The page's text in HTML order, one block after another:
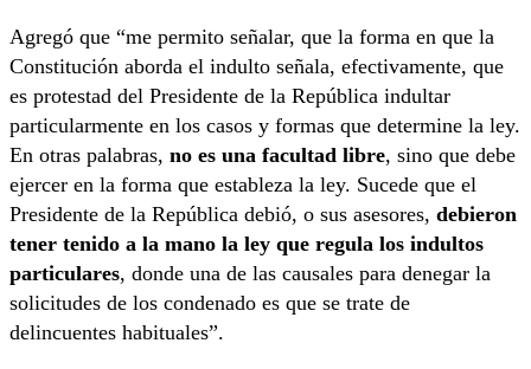
Agregó que “me permito señalar, que la forma en que la
Constitución aborda el indulto señala, efectivamente, que
es protestad del Presidente de la República indultar
particularmente en los casos y formas que determine la ley.
En otras palabras, no es una facultad libre, sino que debe
ejercer en la forma que estableza la ley. Sucede que el
Presidente de la República debió, o sus asesores, debieron
tener tenido a la mano la ley que regula los indultos
particulares, donde una de las causales para denegar la
solicitudes de los condenado es que se trate de
delincuentes habituales”.